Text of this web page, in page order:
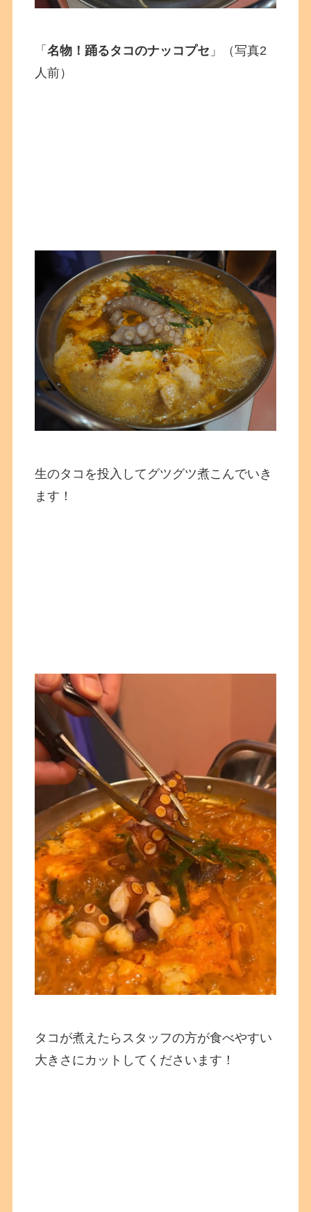
「名物！踊るタコのナッコプセ 」（写真2
人前）
生のタコを投入してグツグツ煮こんでいき
ます！
タコが煮えたらスタッフの方が食べやすい
大きさにカットしてくださいます！